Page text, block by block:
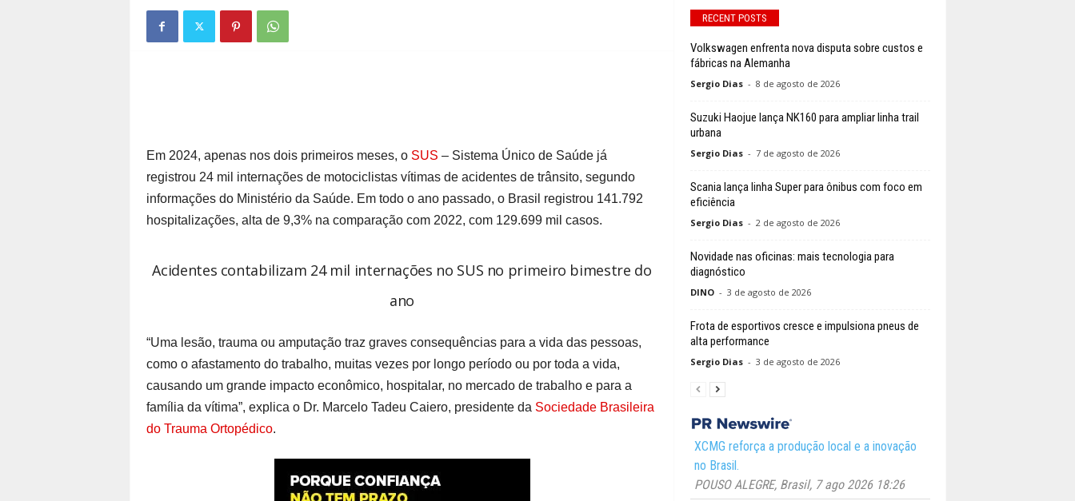
Em 2024, apenas nos dois primeiros meses, o SUS – Sistema Único de Saúde já
registrou 24 mil internações de motociclistas vítimas de acidentes de trânsito, segundo
informações do Ministério da Saúde. Em todo o ano passado, o Brasil registrou 141.792
hospitalizações, alta de 9,3% na comparação com 2022, com 129.699 mil casos.
Acidentes contabilizam 24 mil internações no SUS no primeiro bimestre do
ano
“Uma lesão, trauma ou amputação traz graves consequências para a vida das pessoas,
como o afastamento do trabalho, muitas vezes por longo período ou por toda a vida,
causando um grande impacto econômico, hospitalar, no mercado de trabalho e para a
família da vítima”, explica o Dr. Marcelo Tadeu Caiero, presidente da Sociedade Brasileira
do Trauma Ortopédico.
RECENT POSTS
Volkswagen enfrenta nova disputa sobre custos e
fábricas na Alemanha
Sergio Dias - 8 de agosto de 2026
Suzuki Haojue lança NK160 para ampliar linha trail
urbana
Sergio Dias - 7 de agosto de 2026
Scania lança linha Super para ônibus com foco em
eficiência
Sergio Dias - 2 de agosto de 2026
Novidade nas oficinas: mais tecnologia para
diagnóstico
DINO - 3 de agosto de 2026
Frota de esportivos cresce e impulsiona pneus de
alta performance
Sergio Dias - 3 de agosto de 2026
XCMG reforça a produção local e a inovação
no Brasil.
POUSO ALEGRE, Brasil, 7 ago 2026 18:26